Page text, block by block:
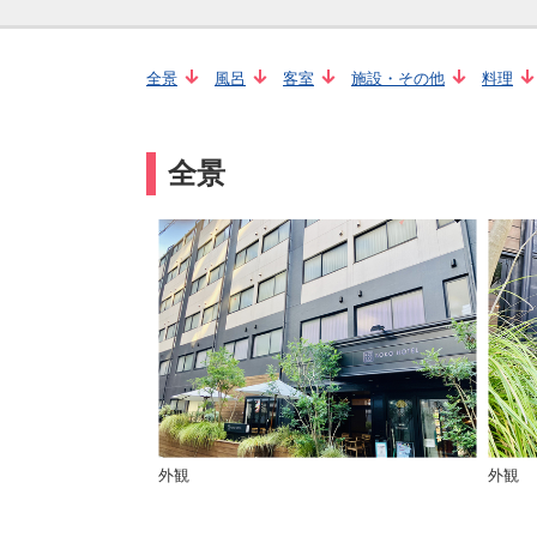
全景 風呂 客室 施設・その他 料理
全景
外観 外観